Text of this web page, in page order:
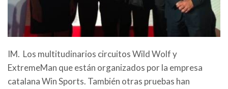
IM. Los multitudinarios circuitos Wild Wolf y
ExtremeMan que están organizados por la empresa
catalana Win Sports. También otras pruebas han